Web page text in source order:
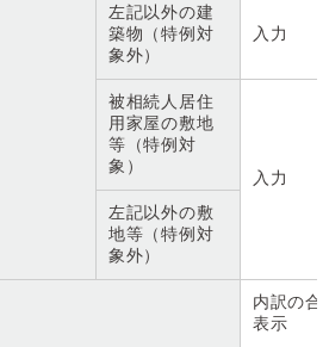
左記以外の建
築物（特例対
象外）
入力
被相続人居住
用家屋の敷地
等（特例対
象）
入力
左記以外の敷
地等（特例対
象外）
内訳の合
表示